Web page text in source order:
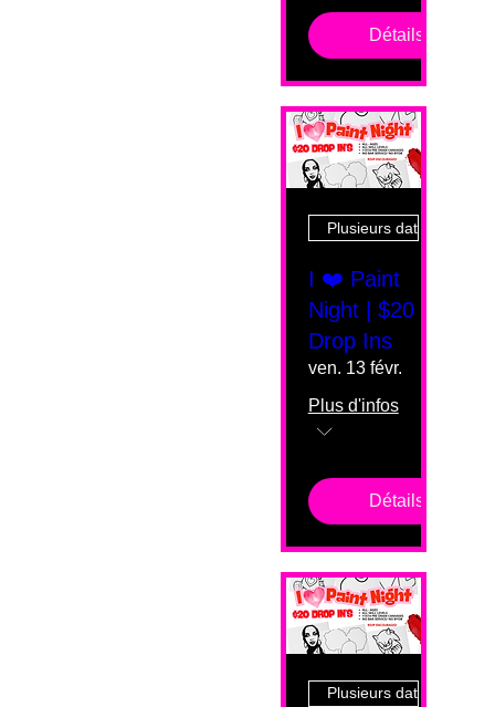
Détails
Plusieurs dates
I ❤️ Paint
Night | $20
Drop Ins
ven. 13 févr.
Plus d'infos
Détails
Plusieurs dates